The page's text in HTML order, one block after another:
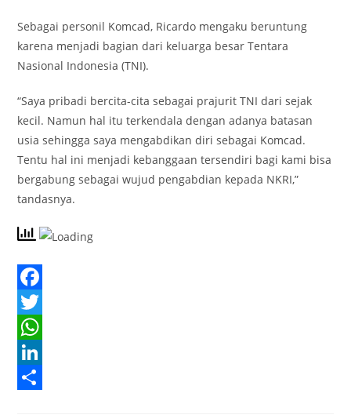
Sebagai personil Komcad, Ricardo mengaku beruntung
karena menjadi bagian dari keluarga besar Tentara
Nasional Indonesia (TNI).
“Saya pribadi bercita-cita sebagai prajurit TNI dari sejak
kecil. Namun hal itu terkendala dengan adanya batasan
usia sehingga saya mengabdikan diri sebagai Komcad.
Tentu hal ini menjadi kebanggaan tersendiri bagi kami bisa
bergabung sebagai wujud pengabdian kepada NKRI,”
tandasnya.
F
a
c
e
T
w
W
h
L